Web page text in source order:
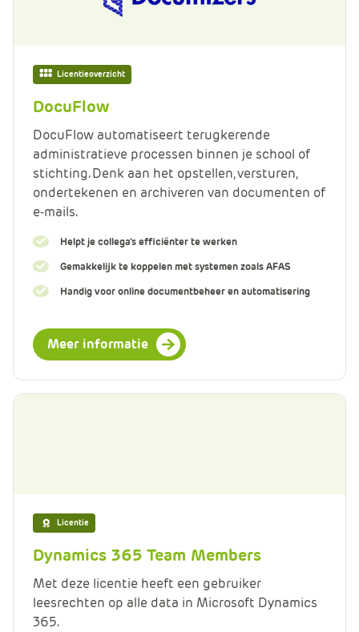
Licentieoverzicht
DocuFlow
DocuFlow automatiseert terugkerende
administratieve processen binnen je school of
stichting. Denk aan het opstellen, versturen,
ondertekenen en archiveren van documenten of
e-mails.
Helpt je collega’s efficiënter te werken
Gemakkelijk te koppelen met systemen zoals AFAS
Handig voor online documentbeheer en automatisering
Meer informatie
Licentie
Dynamics 365 Team Members
Met deze licentie heeft een gebruiker
leesrechten op alle data in Microsoft Dynamics
365.